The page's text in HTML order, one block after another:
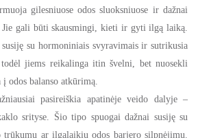
gilesniuose odos sluoksniuose ir dažnai
Jie gali būti skausmingi, kieti ir gyti ilgą laiką.
su hormoniniais svyravimais ir sutrikusia
jiems reikalinga itin švelni, bet nuosekli
odos balanso atkūrimą.
pasireiškia apatinėje veido dalyje –
srityse. Šio tipo spuogai dažnai susiję su
trūkumu ar ilgalaikiu odos barjero silpnėjimu.